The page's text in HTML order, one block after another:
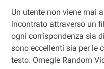
Un utente non viene mai
incontrato attraverso un
ogni corrispondenza sia
sono eccellenti sia per le
testo. Omegle Random